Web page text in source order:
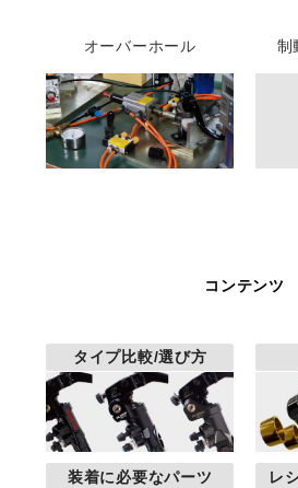
オーバーホール 制
コンテンツ
タイプ比較/選び方
装着に必要なパーツ レ